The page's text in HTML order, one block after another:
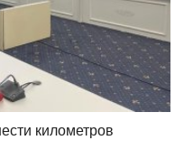
километров